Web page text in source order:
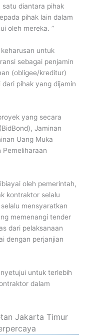
satu diantara pihak
pihak lain dalam
oleh mereka. ”
untuk
sebagai penjamin
(obligee/kreditur)
pihak yang dijamin
yang secara
Jaminan
Uang Muka
Pemeliharaan
oleh pemerintah,
kontraktor selalu
mensyaratkan
memenangi tender
dari pelaksanaan
dengan perjanjian
untuk terlebih
dalam
Jakarta Timur